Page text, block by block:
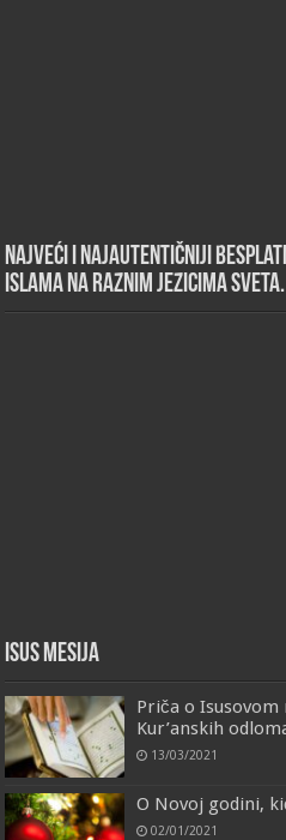
Najveći i najautentičniji
islama na raznim jezicima sveta.
Isus Mesija
Priča o Isusovom
Kur’anskih
13/03/2021
O Novoj godini,
02/01/2021